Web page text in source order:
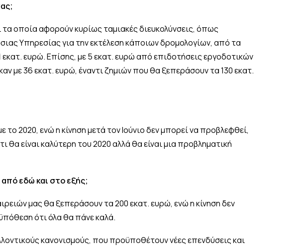
τα οποία αφορούν κυρίως ταμιακές διευκολύνσεις, όπως
Υπηρεσίας για την εκτέλεση κάποιων δρομολογίων, από τα
ευρώ. Επίσης, με 5 εκατ. ευρώ από επιδοτήσεις εργοδοτικών
με 36 εκατ. ευρώ, έναντι ζημιών που θα ξεπεράσουν τα 130 εκατ.
2020, ενώ η κίνηση μετά τον Ιούνιο δεν μπορεί να προβλεφθεί,
είναι καλύτερη του 2020 αλλά θα είναι μια προβληματική
εδώ και στο εξής;
μας θα ξεπεράσουν τα 200 εκατ. ευρώ, ενώ η κίνηση δεν
ότι όλα θα πάνε καλά.
κανονισμούς, που προϋποθέτουν νέες επενδύσεις και